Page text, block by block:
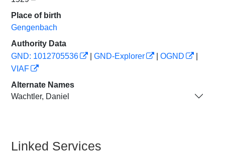
Place of birth
Gengenbach
Authority Data
GND: 1012705536
GND-Explorer OGND
VIAF
Alternate Names
Wachtler, Daniel
Linked Services